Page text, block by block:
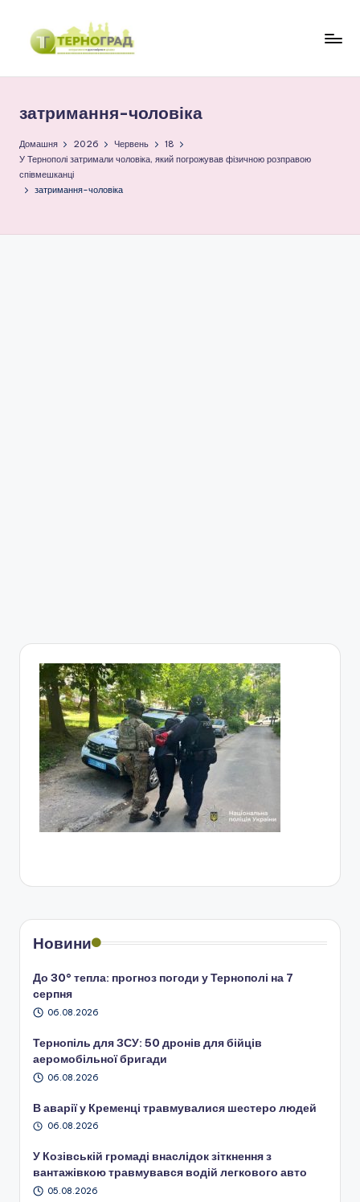
Перейти
р
н
о
затримання-чоловіка
Домашня 2026 Червень
18
У Тернополі затримали чоловіка, який погрожував фізичною розправою
співмешканці
затримання-чоловіка
Новини
До 30° тепла: прогноз погоди у Тернополі на 7
серпня
06.08.2026
Тернопіль для ЗСУ: 50 дронів для бійців
аеромобільної бригади
06.08.2026
В аварії у Кременці травмувалися шестеро людей
06.08.2026
У Козівській громаді внаслідок зіткнення з
вантажівкою травмувався водій легкового авто
05.08.2026